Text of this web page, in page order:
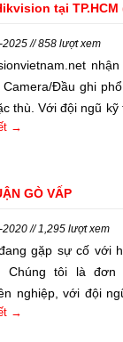
tại
2025 // 858 lượt xem
Camera/Đầu ghi
thù. Với đội ngũ
khôi phục hệ
→
GÒ VẤP
2020 // 1,295 lượt xem
gặp sự cố với
Chúng tôi là đơn
nghiệp, với đội
dụng công nghệ
→